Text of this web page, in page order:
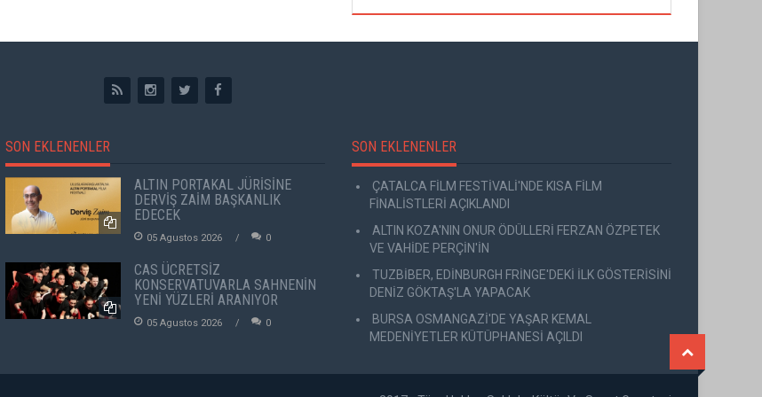
SON EKLENENLER
ALTIN PORTAKAL JÜRİSİNE
DERVİŞ ZAİM BAŞKANLIK
EDECEK
05 Agustos 2026 0
CAS ÜCRETSİZ
KONSERVATUVARLA SAHNENİN
YENİ YÜZLERİ ARANIYOR
05 Agustos 2026 0
SON EKLENENLER
ÇATALCA FİLM FESTİVALİ'NDE KISA FİLM
FİNALİSTLERİ AÇIKLANDI
ALTIN KOZA'NIN ONUR ÖDÜLLERİ FERZAN ÖZPETEK
VE VAHİDE PERÇİN'İN
TUZBİBER, EDİNBURGH FRİNGE'DEKİ İLK GÖSTERİSİNİ
DENİZ GÖKTAŞ'LA YAPACAK
BURSA OSMANGAZİ'DE YAŞAR KEMAL
MEDENİYETLER KÜTÜPHANESİ AÇILDI